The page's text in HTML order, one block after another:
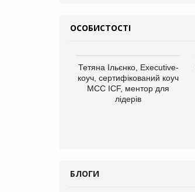
ОСОБИСТОСТІ
Тетяна Ільєнко, Executive-
коуч, сертифікований коуч
МСС ICF, ментор для
лідерів
БЛОГИ